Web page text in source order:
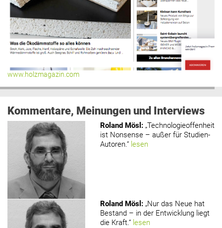
www.holzmagazin.com
Kommentare, Meinungen und Interviews
Roland Mösl : „Technologieoffenheit
ist Nonsense – außer für Studien-
Autoren.“ lesen
Roland Mösl : „Nur das Neue hat
Bestand – in der Entwicklung liegt
die Kraft.“ lesen